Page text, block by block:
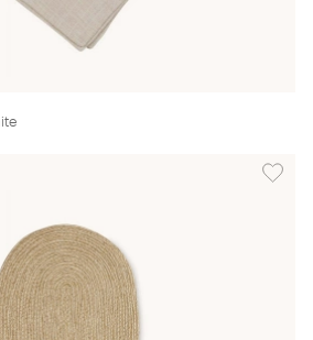
Finns även i dessa färger:
Lägg